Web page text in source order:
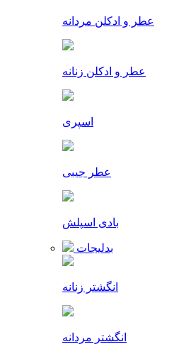
عطر و ادکلن مردانه
عطر و ادکلن زنانه
اسپری
عطر جیبی
بادی اسپلش
بدلیجات
انگشتر زنانه
انگشتر مردانه